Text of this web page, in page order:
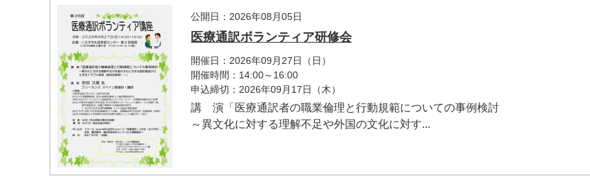
公開日：2026年08月05日
医療通訳ボランティア研修会
開催日：2026年09月27日（日）
開催時間：14:00～16:00
申込締切：2026年09月17日（木）
講 演「医療通訳者の職業倫理と行動規範についての事例検討
～異文化に対する理解不足や外国の文化に対す...
マイメディア検索